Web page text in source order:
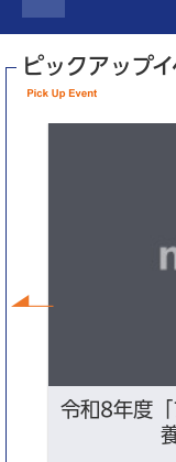
ピックアップ
令和8年度